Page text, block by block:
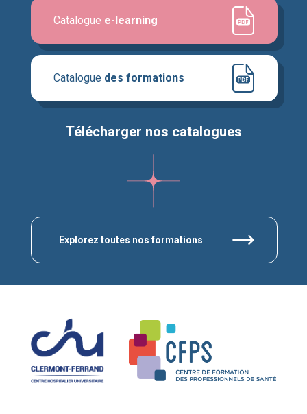
Explorez toutes nos formations
Télécharger nos catalogues
Catalogue des formations
Catalogue e-learning